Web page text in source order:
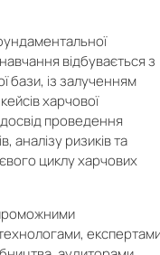
відбувається з
бази, із залученням
харчової
проведення
аналізу ризиків та
циклу харчових